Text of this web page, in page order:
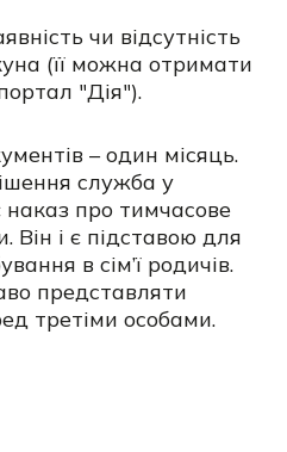
чи відсутність
(її можна отримати
"Дія").
– один місяць.
служба у
про тимчасове
і є підставою для
в сім’ї родичів.
представляти
третіми особами.